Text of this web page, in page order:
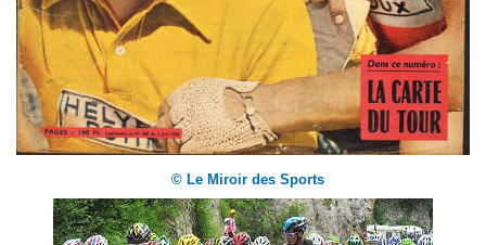
© Le Miroir des Sports